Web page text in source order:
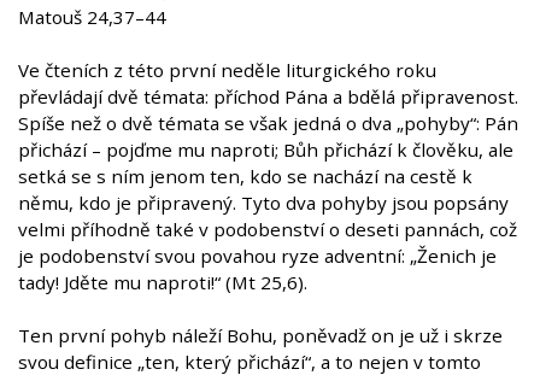
Matouš 24,37–44
Ve čteních z této první neděle liturgického roku
převládají dvě témata: příchod Pána a bdělá připravenost.
Spíše než o dvě témata se však jedná o dva „pohyby“: Pán
přichází – pojďme mu naproti; Bůh přichází k člověku, ale
setká se s ním jenom ten, kdo se nachází na cestě k
němu, kdo je připravený. Tyto dva pohyby jsou popsány
velmi příhodně také v podobenství o deseti pannách, což
je podobenství svou povahou ryze adventní: „Ženich je
tady! Jděte mu naproti!“ (Mt 25,6).
Ten první pohyb náleží Bohu, poněvadž on je už i skrze
svou definice „ten, který přichází“, a to nejen v tomto